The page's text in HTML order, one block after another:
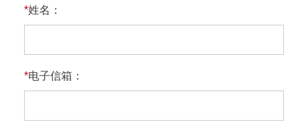
*姓名：
*电子信箱：